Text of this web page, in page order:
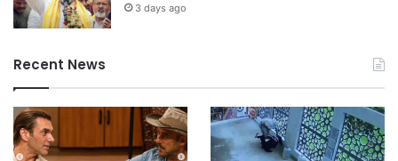
3 days ago
Recent News